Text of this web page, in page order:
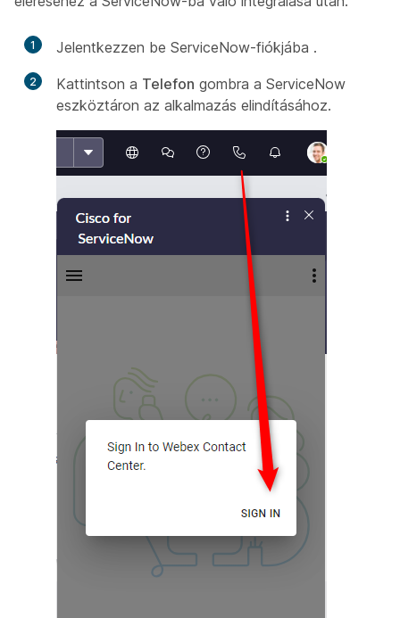
1 Jelentkezzen be ServiceNow-fiókjába .
2 Kattintson a Telefon gombra a ServiceNow
eszköztáron az alkalmazás elindításához.